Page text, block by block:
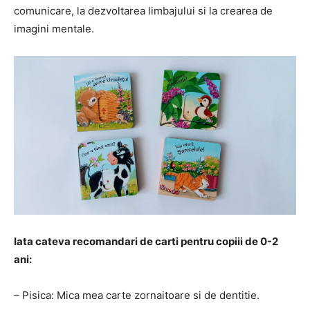
comunicare, la dezvoltarea limbajului si la crearea de
imagini mentale.
Iata cateva recomandari de carti pentru copiii de 0-2
ani:
– Pisica: Mica mea carte zornaitoare si de dentitie.